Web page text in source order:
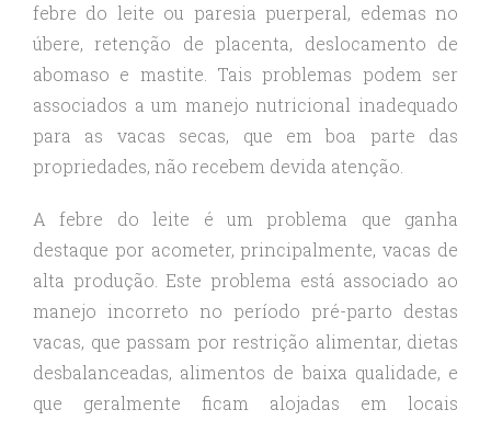
febre do leite ou paresia puerperal, edemas no
úbere, retenção de placenta, deslocamento de
abomaso e mastite. Tais problemas podem ser
associados a um manejo nutricional inadequado
para as vacas secas, que em boa parte das
propriedades, não recebem devida atenção.
A febre do leite é um problema que ganha
destaque por acometer, principalmente, vacas de
alta produção. Este problema está associado ao
manejo incorreto no período pré-parto destas
vacas, que passam por restrição alimentar, dietas
desbalanceadas, alimentos de baixa qualidade, e
que geralmente ficam alojadas em locais